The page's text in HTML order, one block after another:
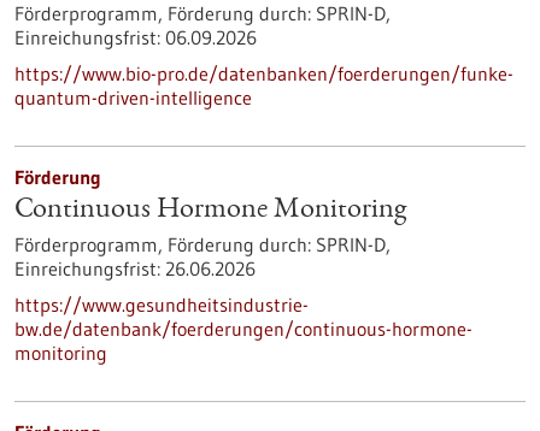
Förderprogramm, Förderung durch: SPRIN-D,
Einreichungsfrist: 06.09.2026
https://www.bio-pro.de/datenbanken/foerderungen/funke-
quantum-driven-intelligence
Förderung
Continuous Hormone Monitoring
Förderprogramm, Förderung durch: SPRIN-D,
Einreichungsfrist: 26.06.2026
https://www.gesundheitsindustrie-
bw.de/datenbank/foerderungen/continuous-hormone-
monitoring